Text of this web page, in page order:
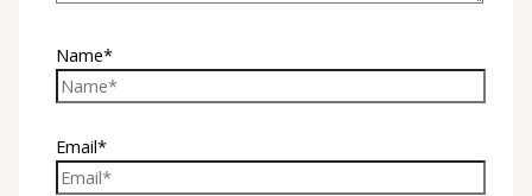
Name*
Email*